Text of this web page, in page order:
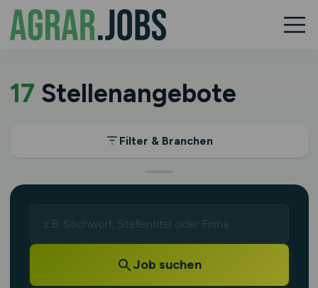
17 Stellenangebote
Filter & Branchen
Job suchen